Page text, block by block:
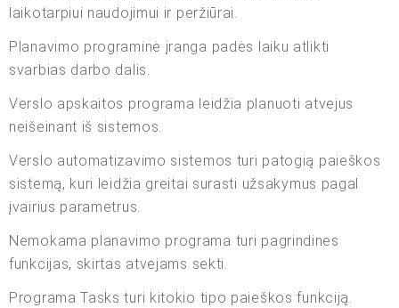
laikotarpiui naudojimui ir peržiūrai.
Planavimo programinė įranga padės laiku atlikti
svarbias darbo dalis.
Verslo apskaitos programa leidžia planuoti atvejus
neišeinant iš sistemos.
Verslo automatizavimo sistemos turi patogią paieškos
sistemą, kuri leidžia greitai surasti užsakymus pagal
įvairius parametrus.
Nemokama planavimo programa turi pagrindines
funkcijas, skirtas atvejams sekti.
Programa Tasks turi kitokio tipo paieškos funkciją.